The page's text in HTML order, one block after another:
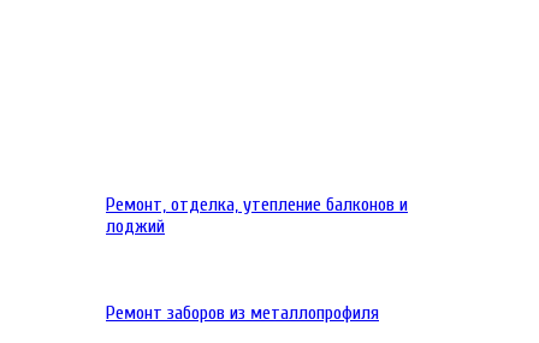
Ремонт, отделка, утепление балконов и
лоджий
Ремонт заборов из металлопрофиля